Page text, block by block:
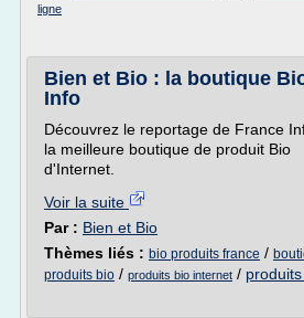
ligne
Bien et Bio : la boutique
Info
Découvrez le reportage de France
la meilleure boutique de produit Bio
d'Internet.
Voir la suite
Par : Bien et Bio
Thèmes liés : bio produits france /
produits bio / produits bio internet /